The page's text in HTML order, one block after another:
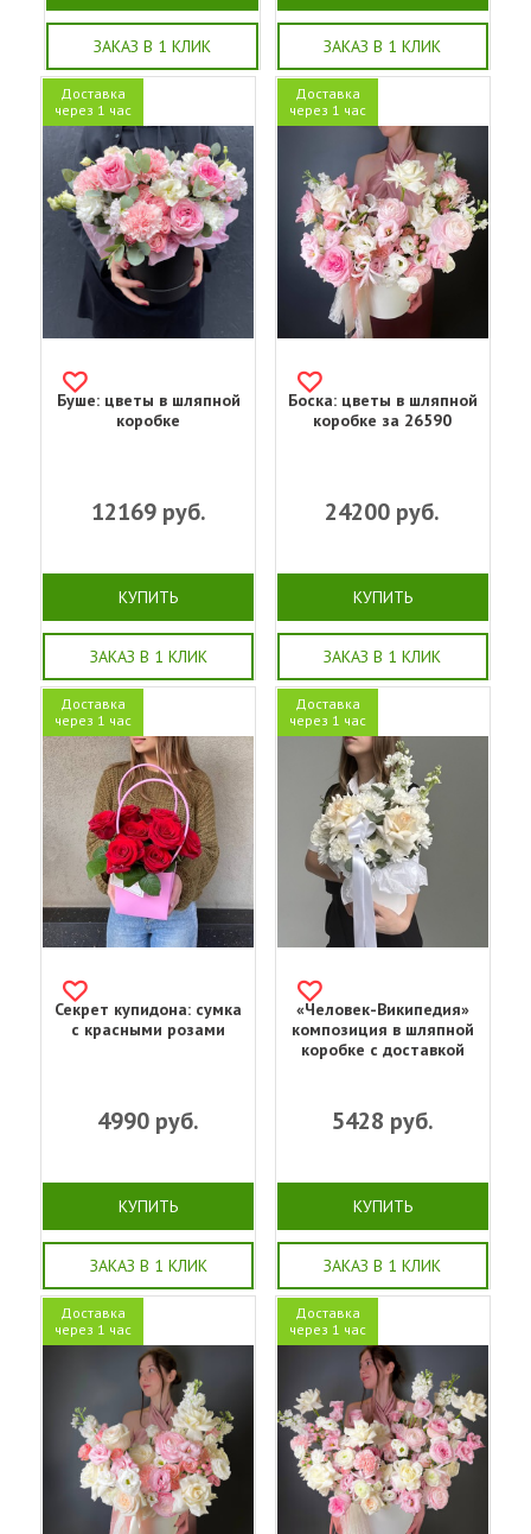
ЗАКАЗ В 1 КЛИК ЗАКАЗ В 1 КЛИК
Доставка
через 1 час
Буше: цветы в шляпной
коробке
12169руб.
КУПИТЬ
ЗАКАЗ В 1 КЛИК
Доставка
через 1 час
Боска: цветы в шляпной
коробке за 26590
24200 руб.
КУПИТЬ
ЗАКАЗ В 1 КЛИК
Доставка
через 1 час
Секрет купидона: сумка
с красными розами
4990 руб.
КУПИТЬ
ЗАКАЗ В 1 КЛИК
Доставка
через 1 час
«Человек-Википедия»
композиция в шляпной
коробке с доставкой
5428 руб.
КУПИТЬ
ЗАКАЗ В 1 КЛИК
Доставка
через 1 час
Доставка
через 1 час